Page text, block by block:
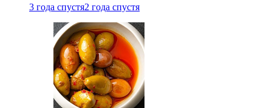
3 года спустя2 года спустя